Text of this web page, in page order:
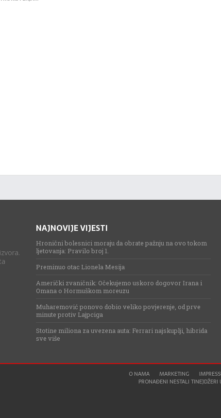
NAJNOVIJE VIJESTI
Hronični bolesnici moraju da obrate pažnju na ovo tokom
ljetovanja: Pravilo broj 1.
Preminuo otac Lionela Mesija
Američki zvaničnik: Očekujemo uskoro dogovor Irana i
Omana o Hormuškom moreuzu
Muharemović ponovo dobio veliko povjerenje, od prve
minute protiv Lajpciga
Stotine miliona za uvezena auta: Ferrari najskuplji, hibrida
sve više
O NAMA MARKETING
PRONAĐENI NESTALI